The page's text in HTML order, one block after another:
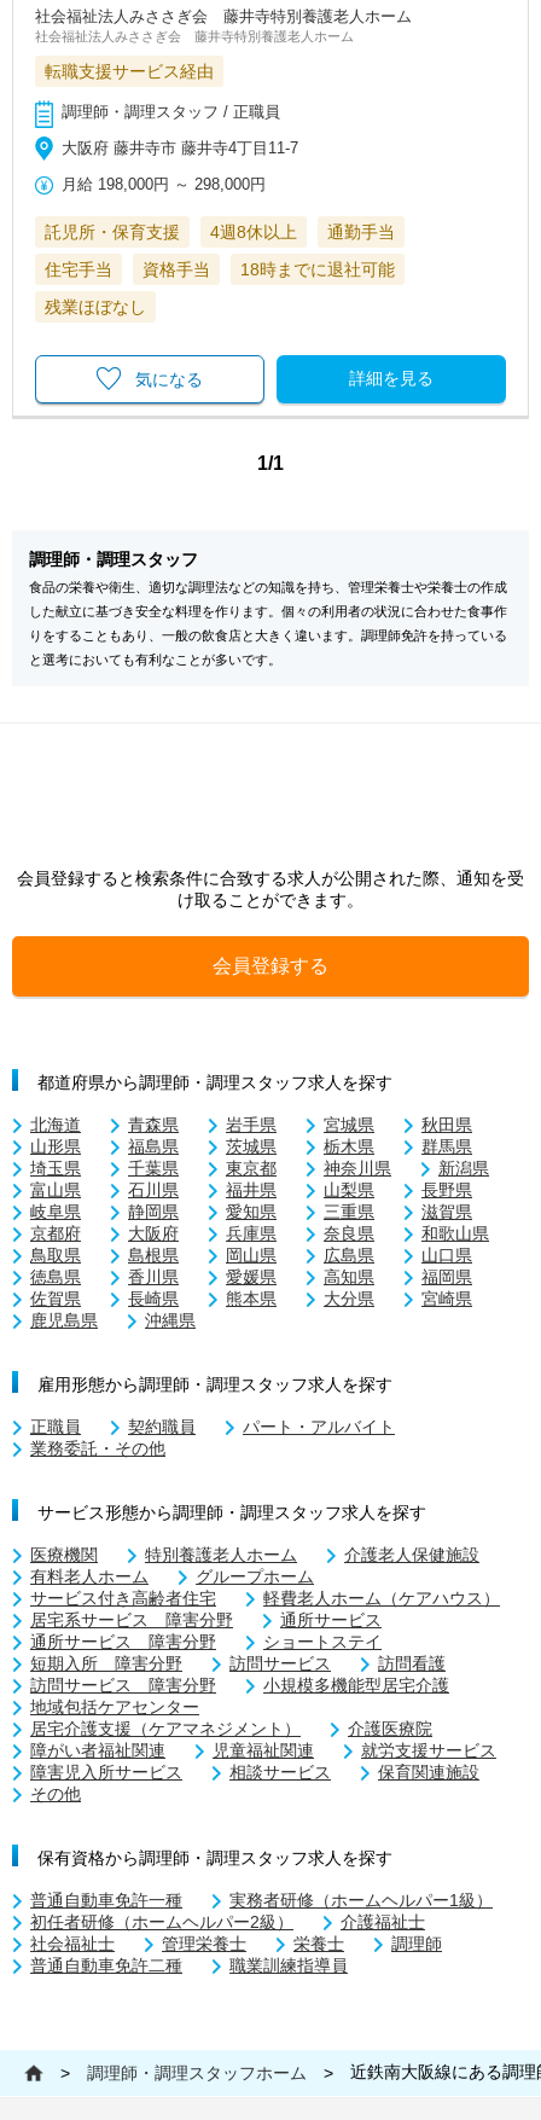
社会福祉法人みささぎ会 藤井寺特別養護老人ホーム
社会福祉法人みささぎ会 藤井寺特別養護老人ホーム
転職支援サービス経由
調理師・調理スタッフ / 正職員
大阪府 藤井寺市 藤井寺4丁目11-7
月給 198,000円 ～298,000円
託児所・保育支援 4週8休以上
通勤手当
住宅手当
資格手当
18時までに退社可能
残業ほぼなし
詳細を見る
気になる
1/1
調理師・調理スタッフ
食品の栄養や衛生、適切な調理法などの知識を持ち、管理栄養士や栄養士の作成
した献立に基づき安全な料理を作ります。個々の利用者の状況に合わせた食事作
りをすることもあり、一般の飲食店と大きく違います。調理師免許を持っている
と選考においても有利なことが多いです。
会員登録すると検索条件に合致する求人が公開された際、通知を受
け取ることができます。
会員登録する
都道府県から調理師・調理スタッフ求人を探す
北海道 青森県 岩手県 宮城県
秋田県
山形県
福島県 茨城県 栃木県
群馬県
埼玉県
千葉県 東京都 神奈川県
新潟県
富山県
石川県 福井県 山梨県
長野県
岐阜県
静岡県 愛知県 三重県
滋賀県
京都府
大阪府 兵庫県 奈良県
和歌山県
鳥取県
島根県 岡山県 広島県
山口県
徳島県
香川県 愛媛県 高知県
福岡県
佐賀県
長崎県 熊本県 大分県
宮崎県
鹿児島県
沖縄県
雇用形態から調理師・調理スタッフ求人を探す
正職員 契約職員
パート・アルバイト
業務委託・その他
サービス形態から調理師・調理スタッフ求人を探す
医療機関 特別養護老人ホーム
介護老人保健施設
有料老人ホーム
グループホーム
サービス付き高齢者住宅
軽費老人ホーム（ケアハウス）
居宅系サービス 障害分野
通所サービス
通所サービス 障害分野
ショートステイ
短期入所 障害分野
訪問サービス
訪問看護
訪問サービス 障害分野
小規模多機能型居宅介護
地域包括ケアセンター
居宅介護支援（ケアマネジメント）
介護医療院
障がい者福祉関連
児童福祉関連
就労支援サービス
障害児入所サービス
相談サービス
保育関連施設
その他
保有資格から調理師・調理スタッフ求人を探す
普通自動車免許一種
実務者研修（ホームヘルパー1級）
初任者研修（ホームヘルパー2級）
介護福祉士
社会福祉士
管理栄養士 栄養士
調理師
普通自動車免許二種
職業訓練指導員
> 調理師・調理スタッフホーム > 近鉄南大阪線にある調